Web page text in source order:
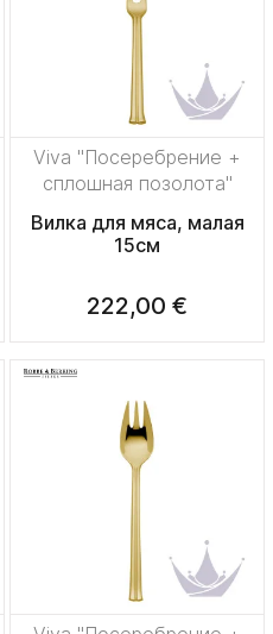
Viva "Посеребрение +
сплошная позолота"
Вилка для мяса, малая
15см
222,00 €